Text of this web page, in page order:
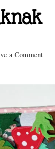
a Commenton